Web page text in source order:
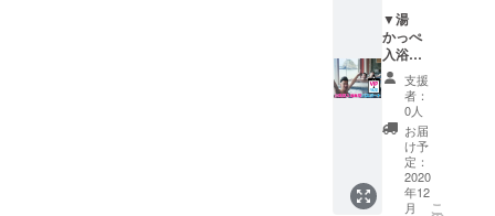
イズム
ランド
の営業
日（不
定休）
営業時
間に準
じま
す。
※移動の
交通費
ける場
合に
は、お
食事
代、宿
泊代と
もにこ
ちらで
負担い
たしま
す。
●夕食
（年越
しそば
+あんこ
う鍋）
●貸切
露天風
（2022
年元旦
の日ノ
▼湯
かっぺ
入浴年
間フ
リーパ
スポー
ト オー
ナー夫
妻が全
国の温
泉を巡
支援
者：
0人
お届
け予
定：
2020
年12
月
こ